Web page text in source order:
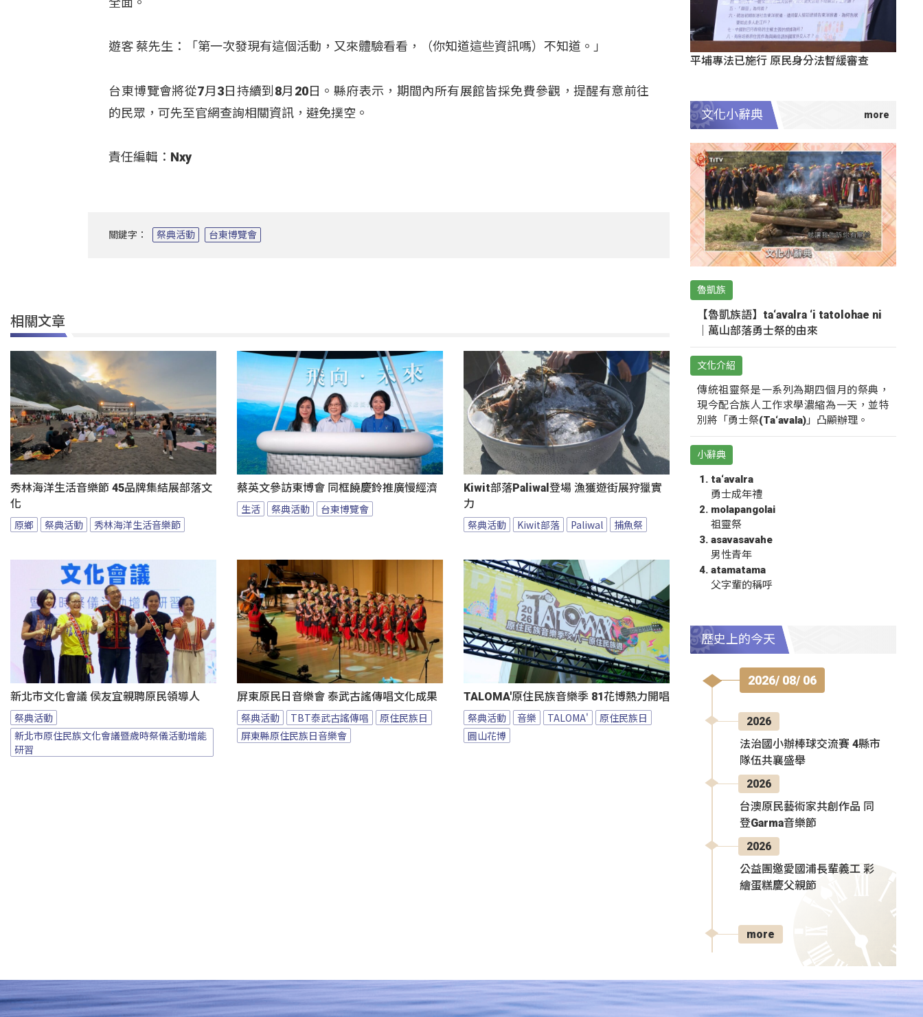
遊客 蔡先生：「第一次發現有這個活動，又來體驗看看，（你知道這些資訊嗎）不知道 。」
台東博覽會將從7月3日持續到8月20日 。縣府表示，期間內所有展館皆採免費參觀，提醒有意前往
的民眾，可先至官網查詢相關資訊，避免撲空 。
責任編輯：Nxy
關鍵字： 祭典活動 台東博覽會
相關文章
秀林海洋生活音樂節 45品牌集結展部落文
化
原鄉 祭典活動 秀林海洋生活音樂節
蔡英文參訪東博會 同框饒慶鈴推廣慢經濟
生活 祭典活動 台東博覽會
Kiwit部落Paliwal登場 漁獲遊街展狩獵實
力
祭典活動 Kiwit部落 Paliwal 捕魚祭
新北市文化會議 侯友宜親聘原民領導人
祭典活動
新北市原住民族文化會議暨歲時祭儀活動增能
研習
屏東原民日音樂會 泰武古謠傳唱文化成果
祭典活動 TBT泰武古謠傳唱
原住民族日
屏東縣原住民族日音樂會
TALOMA'原住民族音樂季 81花博熱力開唱
祭典活動 音樂 TALOMA'
原住民族日
圓山花博
平埔專法已施行 原民身分法暫緩審查
文化小辭典
魯凱族
【魯凱族語】ta‘avalra ‘i tatolohae ni
｜萬山部落勇士祭的由來
文化介紹
傳統祖靈祭是一系列為期四個月的祭典，
現今配合族人工作求學濃縮為一天，並特
別將「勇士祭(Ta‘avala)」凸顯辦理。
小辭典
ta‘avalra
勇士成年禮
molapangolai
祖靈祭
asavasavahe
男性青年
atamatama
父字輩的稱呼
歷史上的今天
2026/ 08/ 06
2026
法治國小辦棒球交流賽 4縣市
隊伍共襄盛舉
2026
台澳原民藝術家共創作品 同
登Garma音樂節
2026
公益團邀愛國浦長輩義工 彩
繪蛋糕慶父親節
more